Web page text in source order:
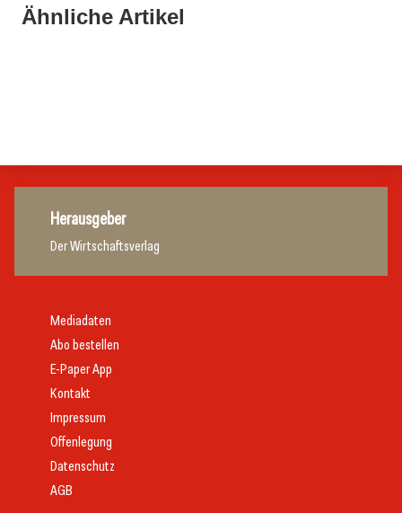
Ähnliche Artikel
War die Fußball-WM 2026 für Ihren Betrieb ein
21. Juli 2026
Stipendium für Nachwuchstalent in der Wiener
Herausgeber
Der Wirtschaftsverlag
Mediadaten
Abo bestellen
E-Paper App
Kontakt
Impressum
Offenlegung
Datenschutz
AGB